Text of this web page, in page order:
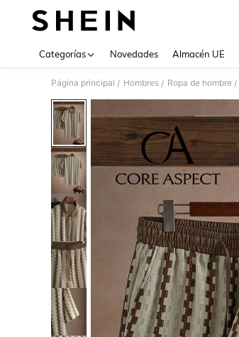
Categorías Novedades Almacén UE
Página principal / Hombres / Ropa de hombre /